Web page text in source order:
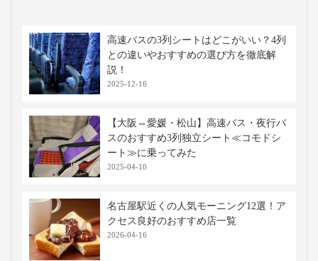
高速バスの3列シートはどこがいい？4列
との違いやおすすめの選び方を徹底解
説！
2025-12-16
【大阪⇔愛媛・松山】高速バス・夜行バ
スのおすすめ3列独立シート≪コモドシ
ート≫に乗ってみた
2025-04-10
名古屋駅近くの人気モーニング12選！ア
クセス良好のおすすめ店一覧
2026-04-16